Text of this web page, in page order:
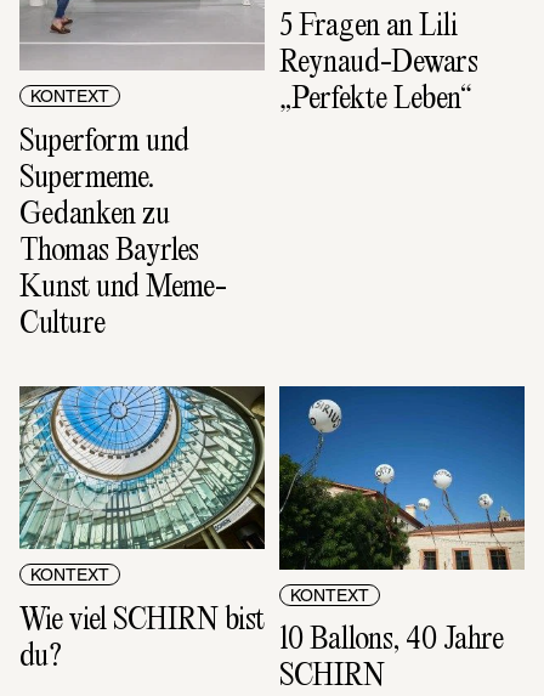
KONTEXT
Superform und
Supermeme.
Gedanken zu
Thomas Bayrles
Kunst und Meme-
Culture
5 Fragen an Lili
Reynaud-Dewars
„Perfekte Leben“
KONTEXT
Wie viel SCHIRN bist
du?
KONTEXT
10 Ballons, 40 Jahre
SCHIRN